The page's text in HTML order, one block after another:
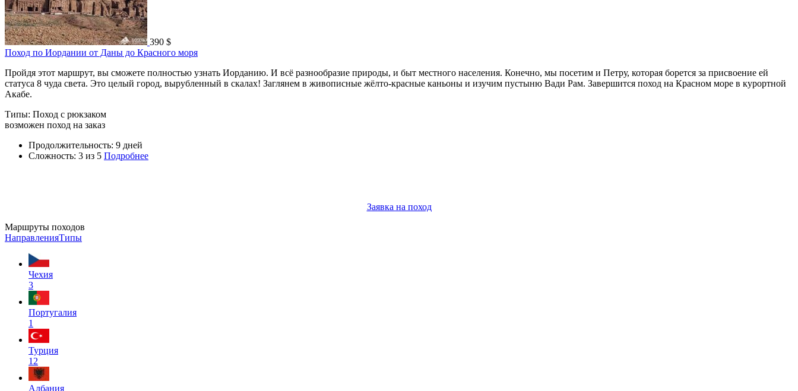
390 $
Поход по Иордании от Даны до Красного моря
Пройдя этот маршрут, вы сможете полностью узнать Иорданию. И всё разнообразие природы, и быт местного населения. Конечно, мы посетим и Петру, которая борется за присвоение ей
статуса 8 чуда света. Это целый город, вырубленный в скалах! Заглянем в живописные жёлто-красные каньоны и изучим пустыню Вади Рам. Завершится поход на Красном море в курортной
Акабе.
Типы: Поход с рюкзаком
возможен поход на заказ
Продолжительность: 9 дней
Сложность: 3 из 5 Подробнее
Заявка на поход
Маршруты походов
НаправленияТипы
Чехия
3
Португалия
1
Турция
12
Албания